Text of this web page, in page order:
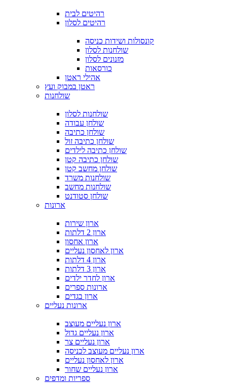
רהיטים לבית
רהיטים לסלון
קונסולות ושידות כניסה
שולחנות לסלון
מזנונים לסלון
כורסאות
אהילי ראטן
ראטן במבוק ועץ
שולחנות
שולחנות לסלון
שולחן עבודה
שולחן כתיבה
שולחן כתיבה זול
שולחן כתיבה לילדים
שולחן כתיבה קטן
שולחן מחשב קטן
שולחנות משרד
שולחנות מחשב
שולחן סטודנט
ארונות
ארון שירות
ארון 2 דלתות
ארון אחסון
ארון לאחסון נעליים
ארון 4 דלתות
ארון 3 דלתות
ארון לחדר ילדים
ארונות ספרים
ארון בגדים
ארונות נעליים
ארון נעליים מעוצב
ארון נעליים גדול
ארון נעליים צר
ארון נעליים מעוצב לכניסה
ארון לאחסון נעליים
ארון נעליים שחור
ספריות ומדפים